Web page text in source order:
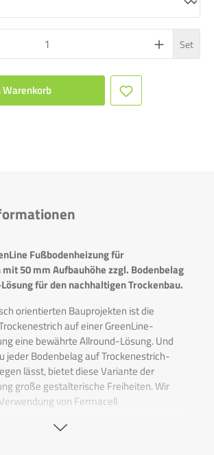
Set
Warenkorb
Fußbodenheizung für
50 mm Aufbauhöhe zzgl. Bodenbelag
für den nachhaltigen Trockenbau.
orientierten Bauprojekten ist die
auf einer GreenLine-
eine bewährte Allround-Lösung. Und
jeder Bodenbelag auf Trockenestrich-
lässt, bietet diese Variante der
große gestalterische Freiheiten. Wir
von Fermacell
eine Aufbauhöhe ab 50 mm inklusive